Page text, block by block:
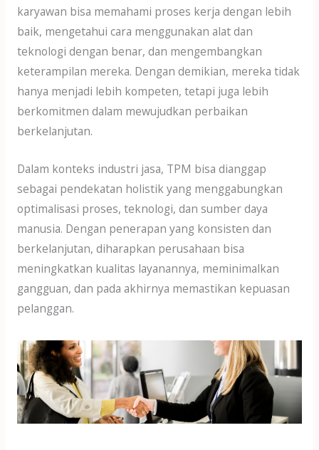
karyawan bisa memahami proses kerja dengan lebih
baik, mengetahui cara menggunakan alat dan
teknologi dengan benar, dan mengembangkan
keterampilan mereka. Dengan demikian, mereka tidak
hanya menjadi lebih kompeten, tetapi juga lebih
berkomitmen dalam mewujudkan perbaikan
berkelanjutan.
Dalam konteks industri jasa, TPM bisa dianggap
sebagai pendekatan holistik yang menggabungkan
optimalisasi proses, teknologi, dan sumber daya
manusia. Dengan penerapan yang konsisten dan
berkelanjutan, diharapkan perusahaan bisa
meningkatkan kualitas layanannya, meminimalkan
gangguan, dan pada akhirnya memastikan kepuasan
pelanggan.